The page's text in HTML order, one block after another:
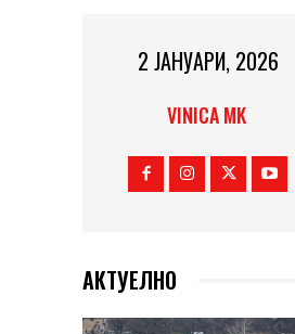
2 ЈАНУАРИ, 2026
VINICA MK
АКТУЕЛНО